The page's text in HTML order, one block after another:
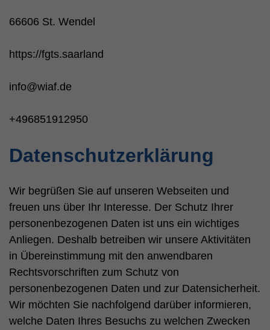
66606 St. Wendel
https://fgts.saarland
info@wiaf.de
+496851912950
Datenschutzerklärung
Wir begrüßen Sie auf unseren Webseiten und
freuen uns über Ihr Interesse. Der Schutz Ihrer
personenbezogenen Daten ist uns ein wichtiges
Anliegen. Deshalb betreiben wir unsere Aktivitäten
in Übereinstimmung mit den anwendbaren
Rechtsvorschriften zum Schutz von
personenbezogenen Daten und zur Datensicherheit.
Wir möchten Sie nachfolgend darüber informieren,
welche Daten Ihres Besuchs zu welchen Zwecken